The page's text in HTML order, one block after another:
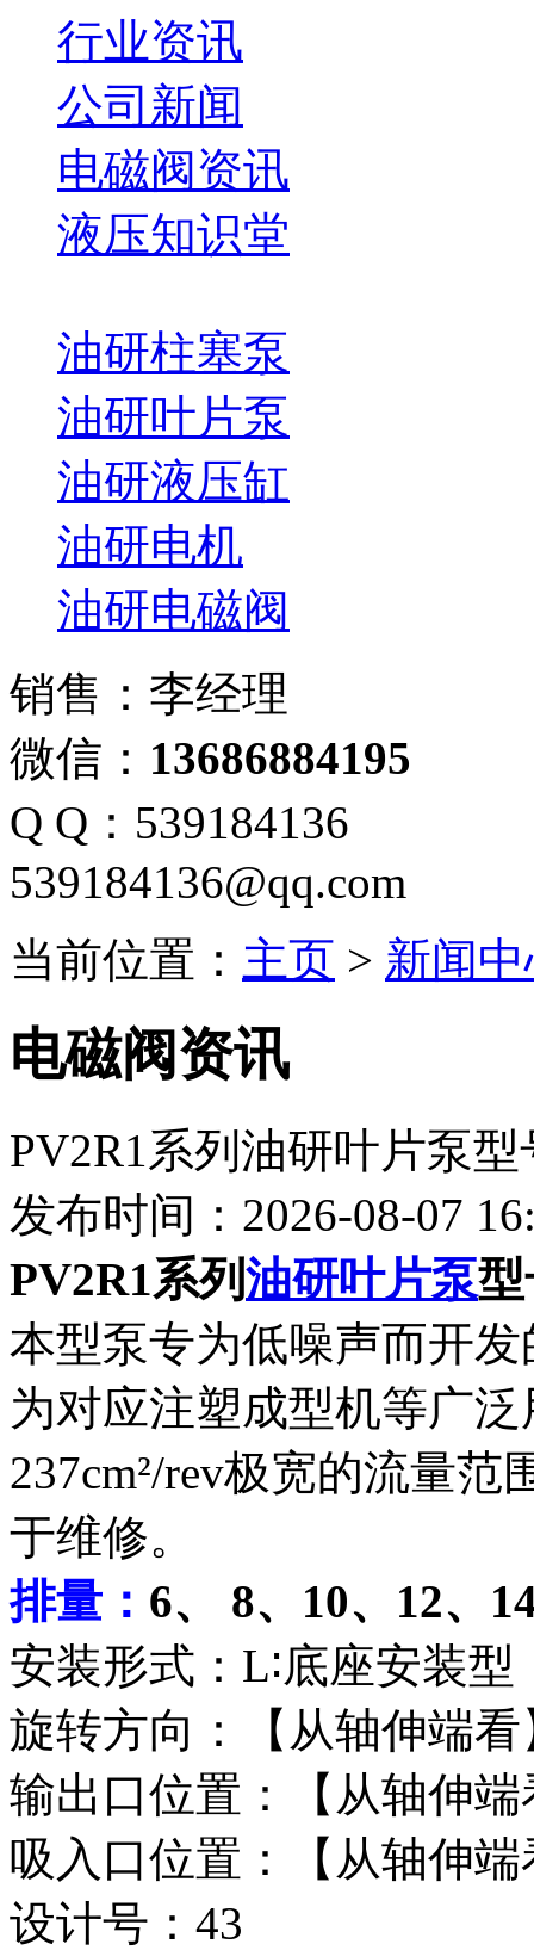
行业资讯
公司新闻
电磁阀资讯
液压知识堂
油研柱塞泵
油研叶片泵
油研液压缸
油研电机
油研电磁阀
销售：李经理
微信： 13686884195
Q Q：539184136
539184136@qq.com
当前位置： 主页 > 新闻
电磁阀资讯
PV2R1系列油研叶片泵
发布时间：2026-08-07
PV2R1系列 油研叶片泵
本型泵专为低噪声而开
为对应注塑成型机等广
237cm²/rev极宽的流量
于维修。
排量： 6、 8、10、12、
安装形式：L∶底座安装型
旋转方向：【从轴伸端
输出口位置：【从轴伸端
吸入口位置：【从轴伸端
设计号：43